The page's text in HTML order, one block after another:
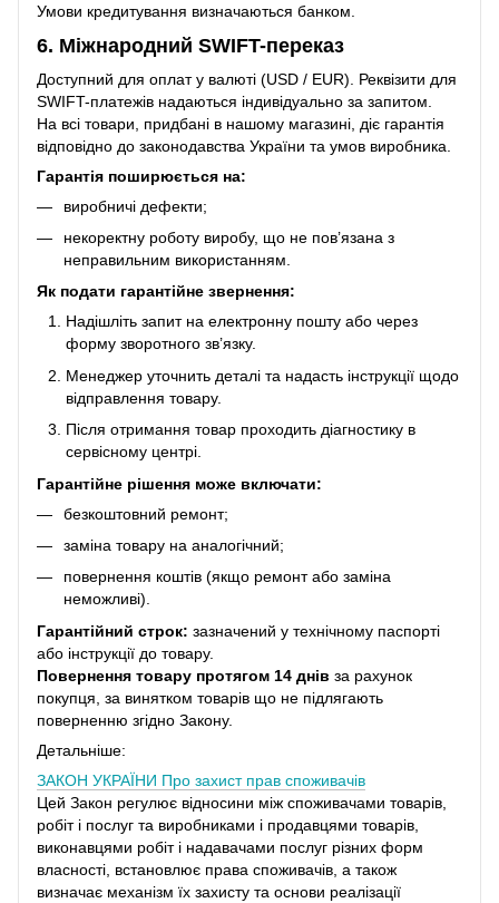
Умови кредитування визначаються банком.
6. Міжнародний SWIFT-переказ
Доступний для оплат у валюті (USD / EUR). Реквізити для
SWIFT-платежів надаються індивідуально за запитом.
На всі товари, придбані в нашому магазині, діє гарантія
відповідно до законодавства України та умов виробника.
Гарантія поширюється на:
виробничі дефекти;
некоректну роботу виробу, що не пов’язана з
неправильним використанням.
Як подати гарантійне звернення:
Надішліть запит на електронну пошту або через
форму зворотного зв’язку.
Менеджер уточнить деталі та надасть інструкції щодо
відправлення товару.
Після отримання товар проходить діагностику в
сервісному центрі.
Гарантійне рішення може включати:
безкоштовний ремонт;
заміна товару на аналогічний;
повернення коштів (якщо ремонт або заміна
неможливі).
Гарантійний строк: зазначений у технічному паспорті
або інструкції до товару.
Повернення товару протягом 14 днів за рахунок
покупця, за винятком товарів що не підлягають
поверненню згідно Закону.
Детальніше:
ЗАКОН УКРАЇНИ Про захист прав споживачів
Цей Закон регулює відносини між споживачами товарів,
робіт і послуг та виробниками і продавцями товарів,
виконавцями робіт і надавачами послуг різних форм
власності, встановлює права споживачів, а також
визначає механізм їх захисту та основи реалізації